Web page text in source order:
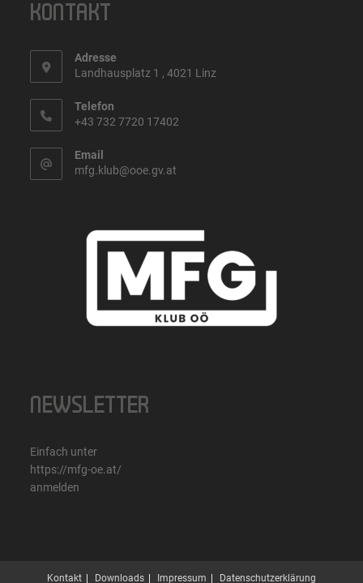
KONTAKT
Adresse
Landhausplatz 1 , 4021 Linz
Telefon
+43 732 7720 17402
Email
mfg.klub@ooe.gv.at
NEWSLETTER
Einfach unter
https://mfg-oe.at/
anmelden
Kontakt Downloads Impressum Datenschutzerklärung